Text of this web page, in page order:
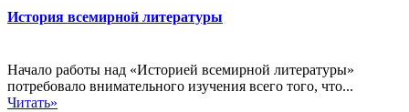
История всемирной литературы
Начало работы над «Историей всемирной литературы»
потребовало внимательного изучения всего того, что...
Читать»